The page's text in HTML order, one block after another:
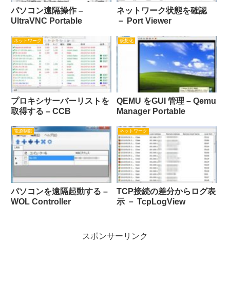
パソコン遠隔操作 –
UltraVNC Portable
ネットワーク状態を確認
－ Port Viewer
ネットワーク
プロキシサーバーリストを
取得する – CCB
仮想化
QEMU をGUI 管理 – Qemu
Manager Portable
電源制御
パソコンを遠隔起動する –
WOL Controller
ネットワーク
TCP接続の差分からログ表
示 － TcpLogView
スポンサーリンク